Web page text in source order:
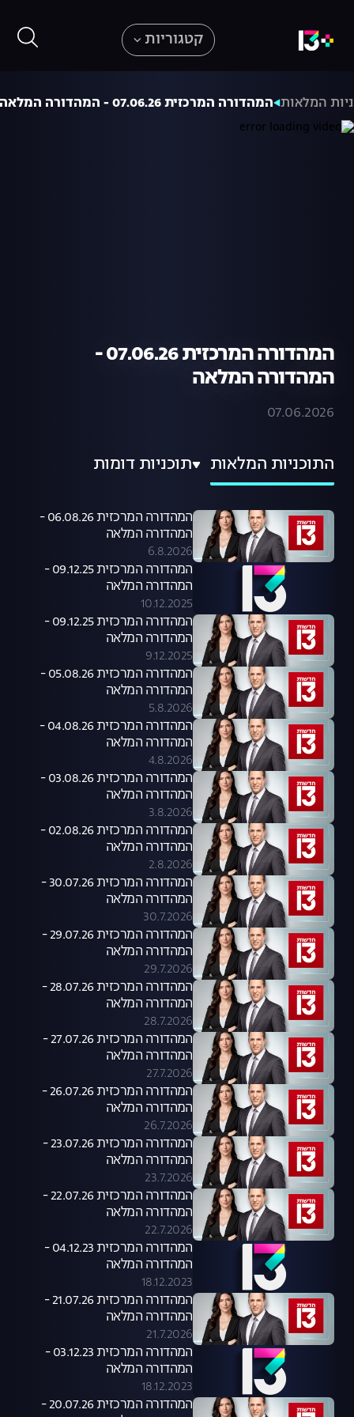
קטגוריות
המלאות המהדורה המרכזית 07.06.26 - המהדורה המלאה
המהדורה המרכזית 07.06.26 -
המהדורה המלאה
07.06.2026
התוכניות המלאות תוכניות דומות
המהדורה המרכזית 06.08.26 -
המהדורה המלאה
6.8.2026
המהדורה המרכזית 09.12.25 -
המהדורה המלאה
10.12.2025
המהדורה המרכזית 09.12.25 -
המהדורה המלאה
9.12.2025
המהדורה המרכזית 05.08.26 -
המהדורה המלאה
5.8.2026
המהדורה המרכזית 04.08.26 -
המהדורה המלאה
4.8.2026
המהדורה המרכזית 03.08.26 -
המהדורה המלאה
3.8.2026
המהדורה המרכזית 02.08.26 -
המהדורה המלאה
2.8.2026
המהדורה המרכזית 30.07.26 -
המהדורה המלאה
30.7.2026
המהדורה המרכזית 29.07.26 -
המהדורה המלאה
29.7.2026
המהדורה המרכזית 28.07.26 -
המהדורה המלאה
28.7.2026
המהדורה המרכזית 27.07.26 -
המהדורה המלאה
27.7.2026
המהדורה המרכזית 26.07.26 -
המהדורה המלאה
26.7.2026
המהדורה המרכזית 23.07.26 -
המהדורה המלאה
23.7.2026
המהדורה המרכזית 22.07.26 -
המהדורה המלאה
22.7.2026
המהדורה המרכזית 04.12.23 -
המהדורה המלאה
18.12.2023
המהדורה המרכזית 21.07.26 -
המהדורה המלאה
21.7.2026
המהדורה המרכזית 03.12.23 -
המהדורה המלאה
18.12.2023
המהדורה המרכזית 20.07.26 -